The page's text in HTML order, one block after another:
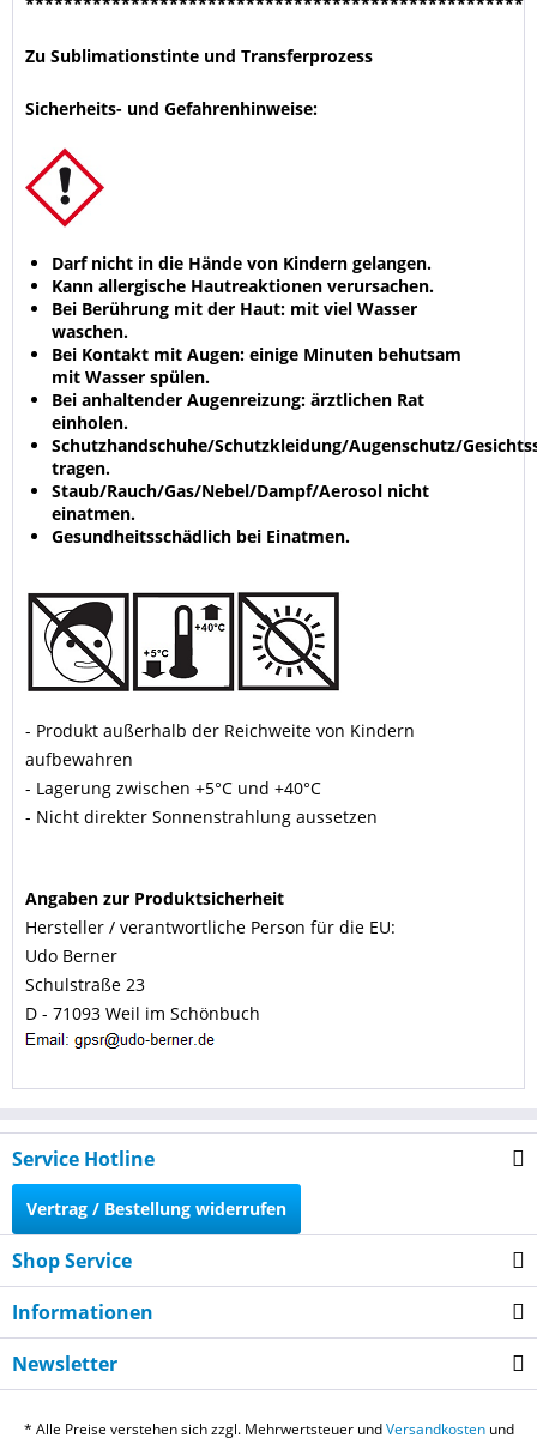
Zu Sublimationstinte und Transferprozess
Sicherheits- und Gefahrenhinweise:
Darf nicht in die Hände von Kindern gelangen.
Kann allergische Hautreaktionen verursachen.
Bei Berührung mit der Haut: mit viel Wasser
waschen.
Bei Kontakt mit Augen: einige Minuten behutsam
mit Wasser spülen.
Bei anhaltender Augenreizung: ärztlichen Rat
einholen.
Schutzhandschuhe/Schutzkleidung/Augenschutz/
tragen.
Staub/Rauch/Gas/Nebel/Dampf/Aerosol nicht
einatmen.
Gesundheitsschädlich bei Einatmen.
- Produkt außerhalb der Reichweite von Kindern
aufbewahren
- Lagerung zwischen +5°C und +40°C
- Nicht direkter Sonnenstrahlung aussetzen
Angaben zur Produktsicherheit
Hersteller / verantwortliche Person für die EU:
Udo Berner
Schulstraße 23
D - 71093 Weil im Schönbuch
Service Hotline
Vertrag / Bestellung widerrufen
Shop Service
Informationen
Newsletter
* Alle Preise verstehen sich zzgl. Mehrwertsteuer undVersandkostenund